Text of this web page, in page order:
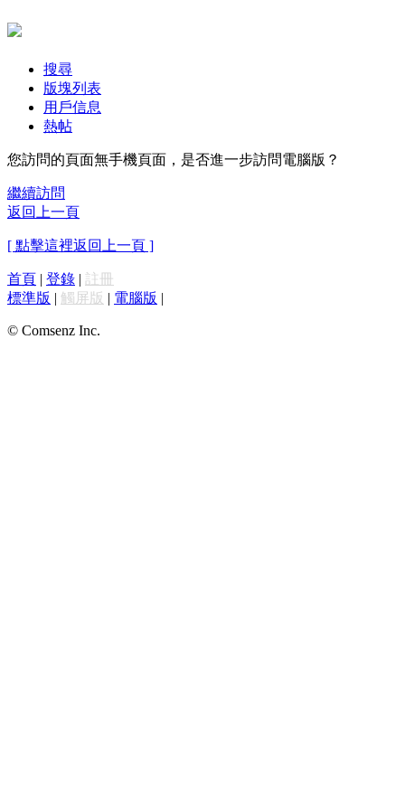
搜尋
版塊列表
用戶信息
熱帖
您訪問的頁面無手機頁面，是否進一步訪問電腦版？
繼續訪問
返回上一頁
[ 點擊這裡返回上一頁 ]
首頁 | 登錄 | 註冊
標準版 | 觸屏版 | 電腦版 |
© Comsenz Inc.